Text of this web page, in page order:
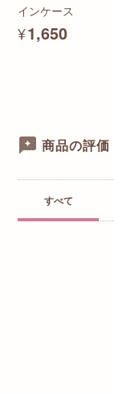
インケース
¥1,650
商品の評価
すべて